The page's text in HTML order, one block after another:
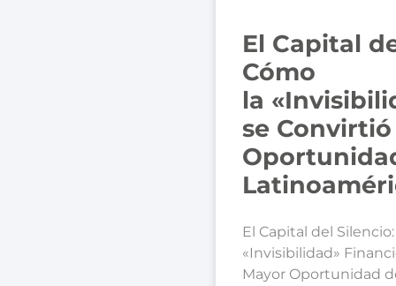
El Capital
Cómo
la
se
El Capital del
«Invisibilidad»
Mayor Oportunidad